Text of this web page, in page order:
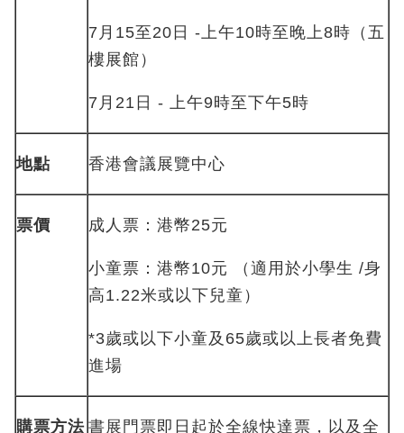
7月15至20日 -上午10時至晚上8時（五
樓展館）
7月21日 - 上午9時至下午5時
地點 香港會議展覽中心
票價 成人票：港幣25元
小童票：港幣10元 （適用於小學生 /身
高1.22米或以下兒童）
*3歲或以下小童及65歲或以上長者免費
進場
購票方法 書展門票即日起於全線快達票，以及全